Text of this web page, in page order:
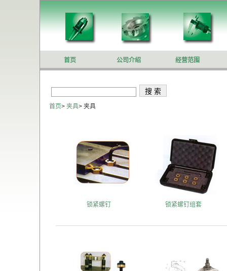
首页 公司介绍 经营范围
首页> 夹具> 夹具
锁紧螺钉 锁紧螺钉组套